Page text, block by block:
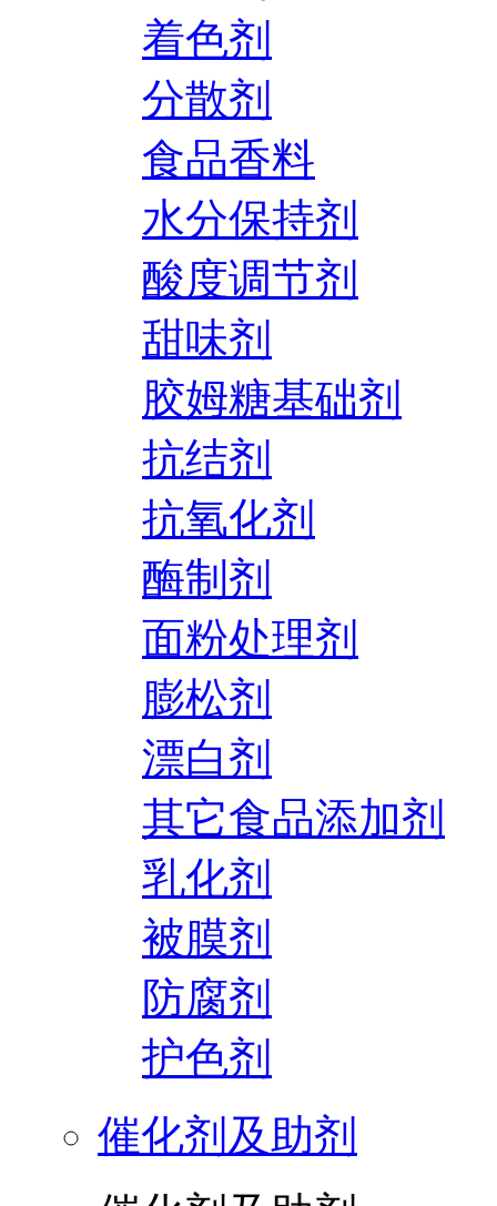
着色剂
分散剂
食品香料
水分保持剂
酸度调节剂
甜味剂
胶姆糖基础剂
抗结剂
抗氧化剂
酶制剂
面粉处理剂
膨松剂
漂白剂
其它食品添加剂
乳化剂
被膜剂
防腐剂
护色剂
催化剂及助剂